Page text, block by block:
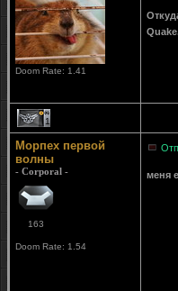
Doom Rate: 1.41
1
Морпех первой
волны
- Corporal -
163
Doom Rate: 1.54
меня